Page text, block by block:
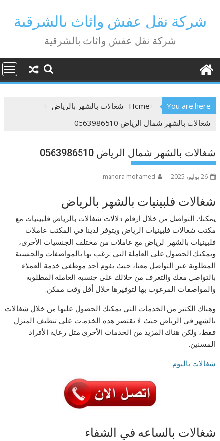
contentشركة نقل عفش واثاث بالشرقية
شركة نقل عفش واثاث بالشرقية
You are here
Home شغالات بالشهر بالرياض
شغالات بالشهر شمال الرياض 0563986510
شغالات بالشهر شمال الرياض 0563986510
26 يوليو، 2025 manora mohamed
شغالات فلبينيات بالشهر بالرياض
يمكنك التواصل من خلال ارقام دلالات شغالات بالرياض فلبينيات مع
مكتب شغالات فلبينيات الرياض ويتوفر لدينا في المكتب عاملات
فلبينيات بالشهر الرياض مع عاملات من مختلف الجنسيات الأخرى،
ويمكنك الحصول على العاملة التي ترغب بها بالمواصفات والجنسية
المطلوبة عبر التواصل معنا، حيث يقوم أحد موظفي خدمة العملاء
بالتواصل معك والتعرف من خلالك على جنسية العاملة المطلوبة
والمواصفات المرغوب بها لتوفيرها خلال أقل وقت ممكن.
وهناك الكثير من الخدمات التي يمكنك الحصول عليها من خلال شغالات
بالشهر في الرياض حيث لا تقتصر هذه الخدمات على تنظيف المنزل
فقط، ولكن هناك المزيد من الخدمات الأخرى مثل رعاية الأفراد
المسنين.
شغالات باليوم
شغالات بالساعه في الشفاء